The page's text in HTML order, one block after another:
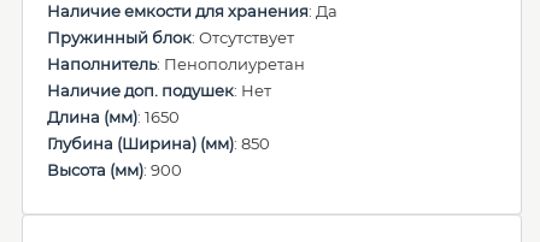
Наличие емкости для хранения: Да
Пружинный блок: Отсутствует
Наполнитель: Пенополиуретан
Наличие доп. подушек: Нет
Длина (мм): 1650
Глубина (Ширина) (мм): 850
Высота (мм): 900